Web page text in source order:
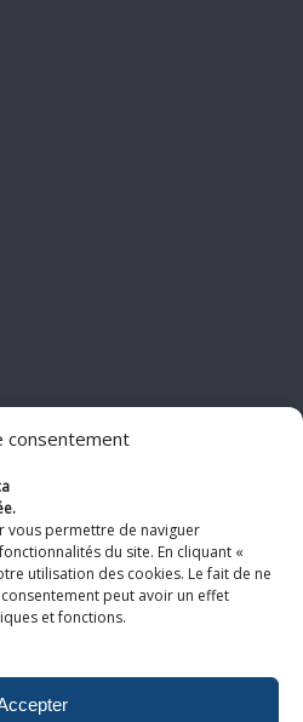
consentement
vous permettre de naviguer
du site. En cliquant «
utilisation des cookies. Le fait de ne
peut avoir un effet
et fonctions.
nous